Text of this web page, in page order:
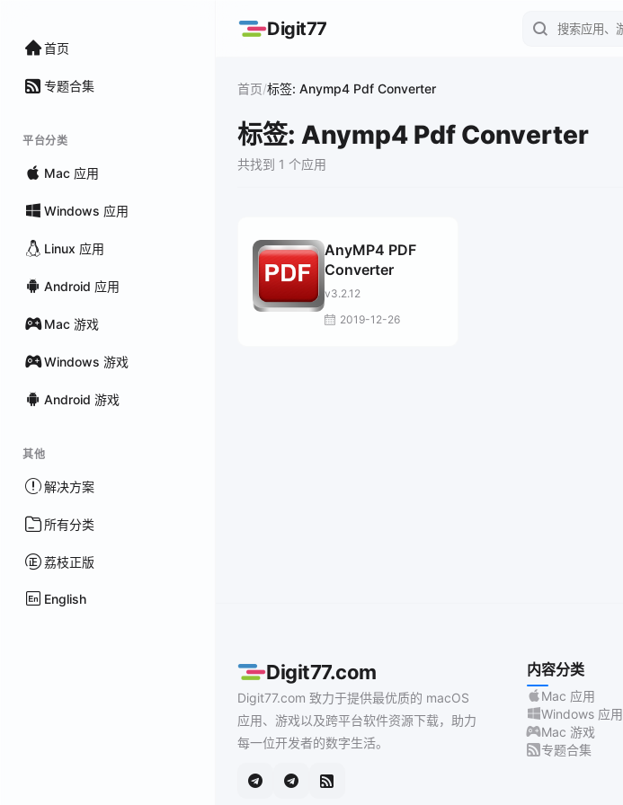
首页
专题合集
平台分类
Mac 应用
Windows 应用
Linux 应用
Android 应用
Mac 游戏
Windows 游戏
Android 游戏
其他
解决方案
所有分类
荔枝正版
English
Digit77
首页/标签: Anymp4 Pdf Converter
标签: Anymp4 Pdf Converter
共找到 1 个应用
AnyMP4 PDF
Converter
v3.2.12
2019-12-26
Digit77.com
Digit77.com 致力于提供最优质的 macOS
应用、游戏以及跨平台软件资源下载，助力
每一位开发者的数字生活。
内容分类
Mac 应用
Windows 应用
Mac 游戏
专题合集